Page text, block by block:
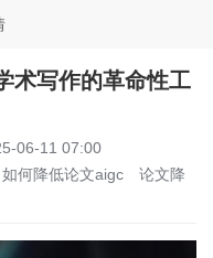
术写作的革命性工
06-11 07:00
如何降低论文aigc
论文降